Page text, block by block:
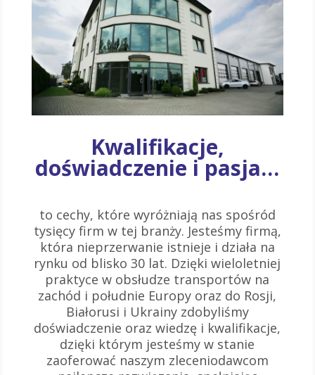
Kwalifikacje,
doświadczenie i pasja…
to cechy, które wyróżniają nas spośród
tysięcy firm w tej branży. Jesteśmy firmą,
która nieprzerwanie istnieje i działa na
rynku od blisko 30 lat. Dzięki wieloletniej
praktyce w obsłudze transportów na
zachód i południe Europy oraz do Rosji,
Białorusi i Ukrainy zdobyliśmy
doświadczenie oraz wiedzę i kwalifikacje,
dzięki którym jesteśmy w stanie
zaoferować naszym zleceniodawcom